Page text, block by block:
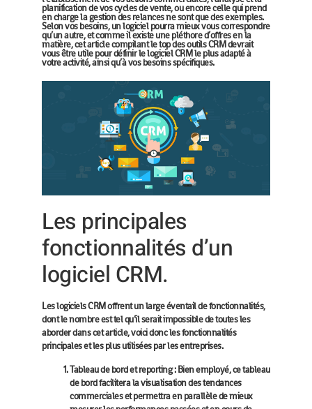
planification de vos cycles de vente, ou encore celle qui prend
en charge la gestion des relances ne sont que des exemples.
Selon vos besoins, un logiciel pourra mieux vous correspondre
qu’un autre, et comme il existe une pléthore d’offres en la
matière, cet article compilantle top des outils CRMdevrait
vous être utile pour définir le logiciel CRM le plus adapté à
votre activité, ainsi qu’à vos besoins spécifiques.
Les principales
fonctionnalités d’un
logiciel CRM.
Les logiciels CRM offrent un large éventail de fonctionnalités,
dont le nombre est tel qu’il serait impossible de toutes les
aborder dans cet article, voici donc les fonctionnalités
principales et les plus utilisées par les entreprises.
Tableau de bord et reporting : Bien employé, ce tableau
de bord facilitera la visualisation des tendances
commerciales et permettra en parallèle de mieux